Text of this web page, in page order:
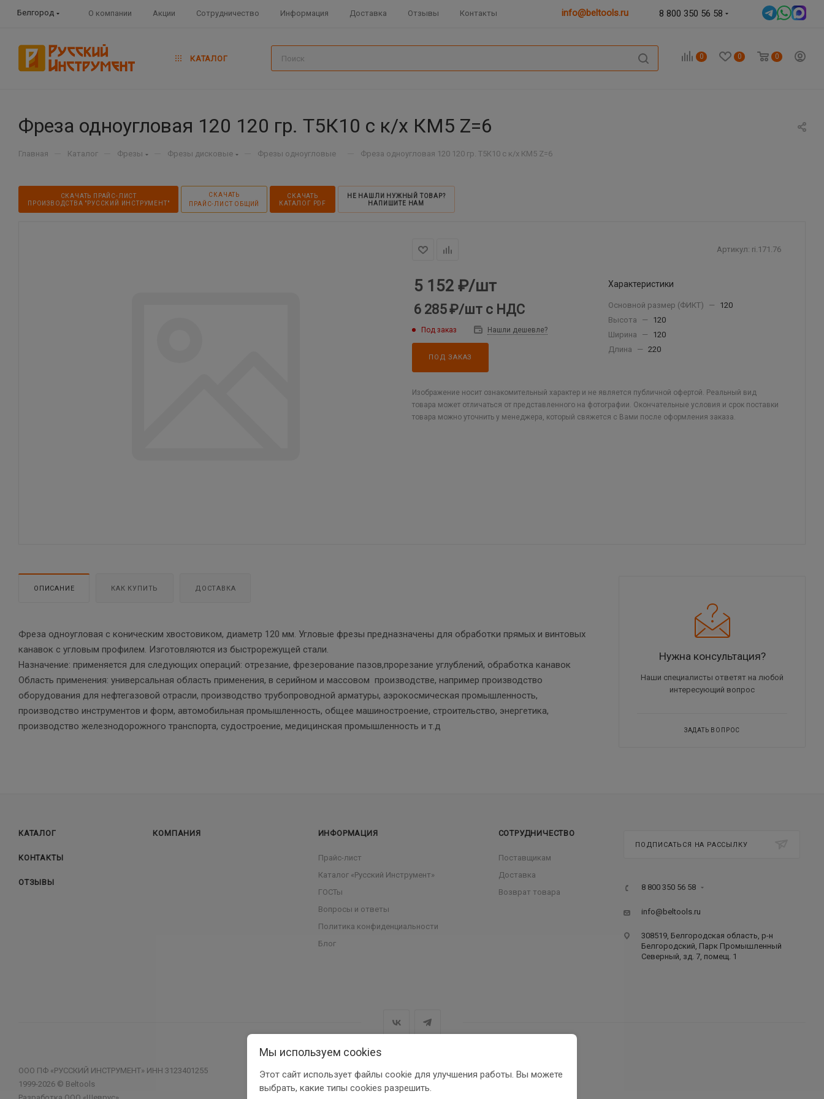
Белгород О компании Акции Сотрудничество Информация Доставка Отзывы Контакты info@beltools.ru 8 800 350 56 58
КАТАЛОГ 0 0 0
Фреза одноугловая 120 120 гр. Т5К10 с к/х КМ5 Z=6
Главная Каталог Фрезы Фрезы дисковые Фрезы одноугловые Фреза одноугловая 120 120 гр. Т5К10 с к/х КМ5 Z=6
СКАЧАТЬ ПРАЙС-ЛИСТ
ПРОИЗВОДСТВА "РУССКИЙ ИНСТРУМЕНТ"
СКАЧАТЬ
ПРАЙС-ЛИСТ ОБЩИЙ
СКАЧАТЬ
КАТАЛОГ PDF
НЕ НАШЛИ НУЖНЫЙ ТОВАР?
НАПИШИТЕ НАМ
Артикул: ri.171.76
5 152 ₽/шт
6 285 ₽/шт с НДС
Под заказ Нашли дешевле?
ПОД ЗАКАЗ
Характеристики
Основной размер (ФИКТ) —
120
Высота
—
120
Ширина
—
120
Длина
— 220
Изображение носит ознакомительный характер и не является публичной офертой. Реальный вид
товара может отличаться от представленного на фотографии. Окончательные условия и срок поставки
товара можно уточнить у менеджера, который свяжется с Вами после оформления заказа.
ОПИСАНИЕ КАК КУПИТЬ ДОСТАВКА
Фреза одноугловая с коническим хвостовиком, диаметр 120 мм. Угловые фрезы предназначены для обработки прямых и винтовых
канавок с угловым профилем. Изготовляются из быстрорежущей стали.
Назначение: применяется для следующих операций: отрезание, фрезерование пазов,прорезание углублений, обработка канавок
Область применения: универсальная область применения, в серийном и массовом производстве, например производство
оборудования для нефтегазовой отрасли, производство трубопроводной арматуры, аэрокосмическая промышленность,
производство инструментов и форм, автомобильная промышленность, общее машиностроение, строительство, энергетика,
производство железнодорожного транспорта, судостроение, медицинская промышленность и т.д
Нужна консультация?
Наши специалисты ответят на любой
интересующий вопрос
ЗАДАТЬ ВОПРОС
КАТАЛОГ
КОНТАКТЫ
ОТЗЫВЫ
КОМПАНИЯ ИНФОРМАЦИЯ
Прайс-лист
Каталог «Русский Инструмент»
ГОСТы
Вопросы и ответы
Политика конфиденциальности
Блог
СОТРУДНИЧЕСТВО
Поставщикам
Доставка
Возврат товара
ПОДПИСАТЬСЯ НА РАССЫЛКУ
8 800 350 56 58
info@beltools.ru
308519, Белгородская область, р-н
Белгородский, Парк Промышленный
Северный, зд. 7, помещ. 1
ООО ПФ «РУССКИЙ ИНСТРУМЕНТ» ИНН 3123401255
1999-2026 © Beltools
Мы используем cookies
Этот сайт использует файлы cookie для улучшения работы. Вы можете
выбрать, какие типы cookies разрешить.